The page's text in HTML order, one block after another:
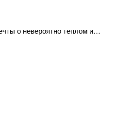
о невероятно теплом и